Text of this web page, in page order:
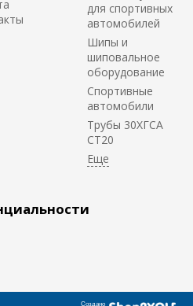
для спортивных
автомобилей
Шипы и
шиповальное
оборудование
Cпортивные
автомобили
Трубы 30ХГСА
СТ20
Создано